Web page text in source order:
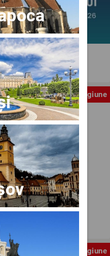
Stagiune
Stagiune